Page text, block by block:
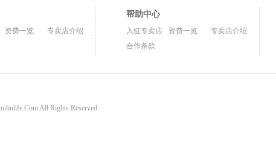
资费一览
专卖店介绍
帮助中心
入驻专卖店 资费一览
专卖店介绍
合作条款
All Rights Reserved